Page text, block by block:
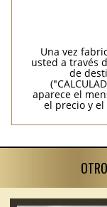
Una vez
usted a través
de
aparece el
el precio y